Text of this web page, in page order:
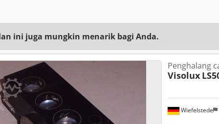
ini juga mungkin menarik bagi Anda.
Wiefelstede
Penghalang
Visolux